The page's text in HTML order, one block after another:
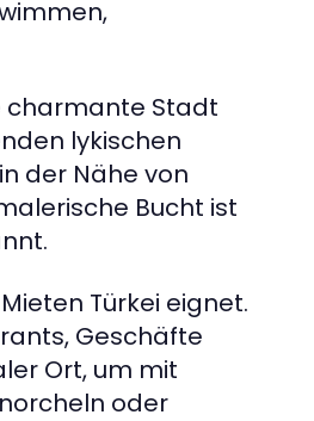
charmante Stadt
lykischen
der Nähe von
Bucht ist
Türkei eignet.
Geschäfte
Ort, um mit
oder